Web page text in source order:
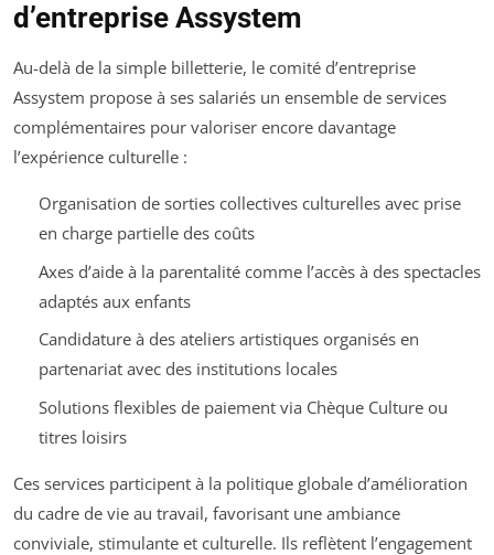
d’entreprise Assystem
Au-delà de la simple billetterie, le comité d’entreprise
Assystem propose à ses salariés un ensemble de services
complémentaires pour valoriser encore davantage
l’expérience culturelle :
Organisation de sorties collectives culturelles avec prise
en charge partielle des coûts
Axes d’aide à la parentalité comme l’accès à des spectacles
adaptés aux enfants
Candidature à des ateliers artistiques organisés en
partenariat avec des institutions locales
Solutions flexibles de paiement via Chèque Culture ou
titres loisirs
Ces services participent à la politique globale d’amélioration
du cadre de vie au travail, favorisant une ambiance
conviviale, stimulante et culturelle. Ils reflètent l’engagement